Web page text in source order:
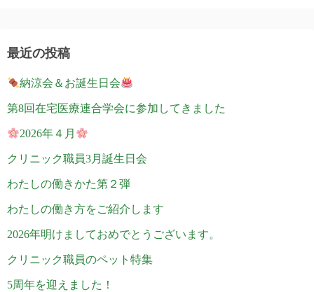
最近の投稿
納涼会＆お誕生日会
第8回在宅医療連合学会に参加してきました
2026年４月
クリニック職員3月誕生日会
わたしの働きかた第２弾
わたしの働き方をご紹介します
2026年明けましておめでとうございます。
クリニック職員のペット特集
5周年を迎えました！